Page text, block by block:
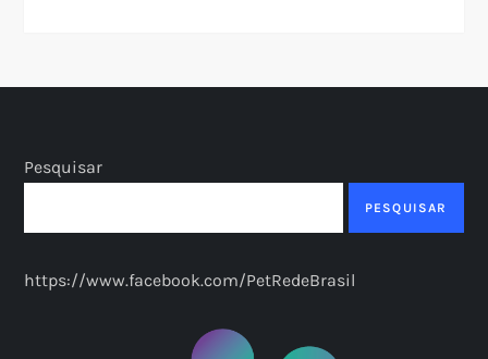
Pesquisar
PESQUISAR
https://www.facebook.com/PetRedeBrasil